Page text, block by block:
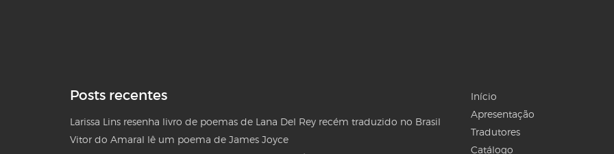
Posts recentes
Larissa Lins resenha livro de poemas de Lana Del Rey recém traduzido no Brasil
Vitor do Amaral lê um poema de James Joyce
Início
Apresentação
Tradutores
Catálogo